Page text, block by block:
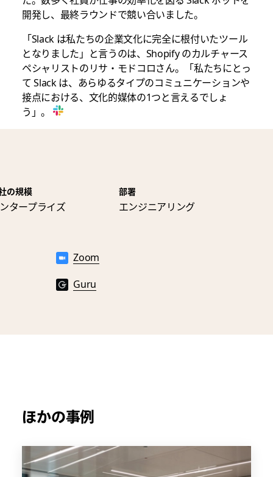
開発し、最終ラウンドで競い合いました。
「Slack は私たちの企業文化に完全に根付いたツール
となりました」と言うのは、Shopify のカルチャース
ペシャリストのリサ・モドコロさん。「私たちにとっ
て Slack は、あらゆるタイプのコミュニケーションや
接点における、文化的媒体の1つと言えるでしょ
う」。
の規模
タープライズ
部署
エンジニアリング
Zoom
Guru
ほかの事例